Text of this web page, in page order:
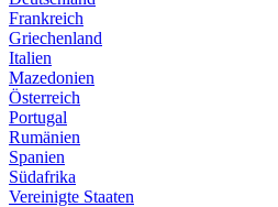
Frankreich
Griechenland
Italien
Mazedonien
Österreich
Portugal
Rumänien
Spanien
Südafrika
Vereinigte Staaten